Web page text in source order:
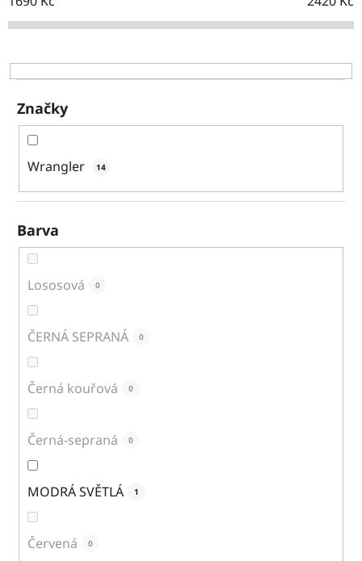
d
k
t
ůZnačky
Wrangler 14
Barva
Lososová 0
ČERNÁ SEPRANÁ 0
Černá kouřová 0
Černá-sepraná 0
MODRÁ SVĚTLÁ 1
Červená 0